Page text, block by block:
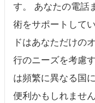
す。 あなたの電話
術をサポートして
ドはあなただけの
行のニーズを考慮
は頻繁に異なる国
便利かもしれませ